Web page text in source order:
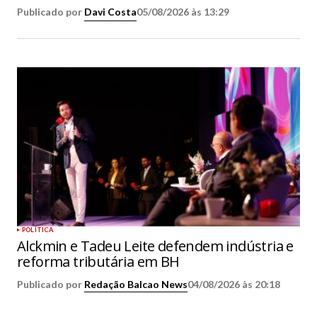
Publicado por Davi Costa05/08/2026 às 13:29
POLÍTICA
Alckmin e Tadeu Leite defendem indústria e
reforma tributária em BH
Publicado por Redação Balcao News04/08/2026 às 20:18